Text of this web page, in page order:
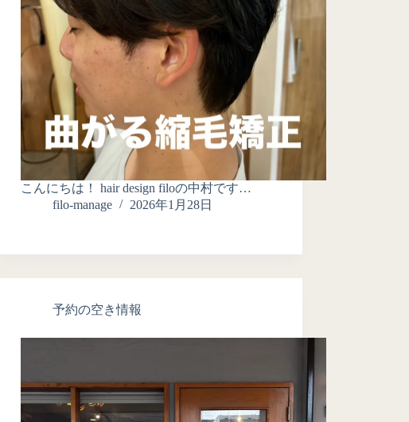
こんにちは！ hair design filoの中村です…
filo-manage
2026年1月28日
予約の空き情報